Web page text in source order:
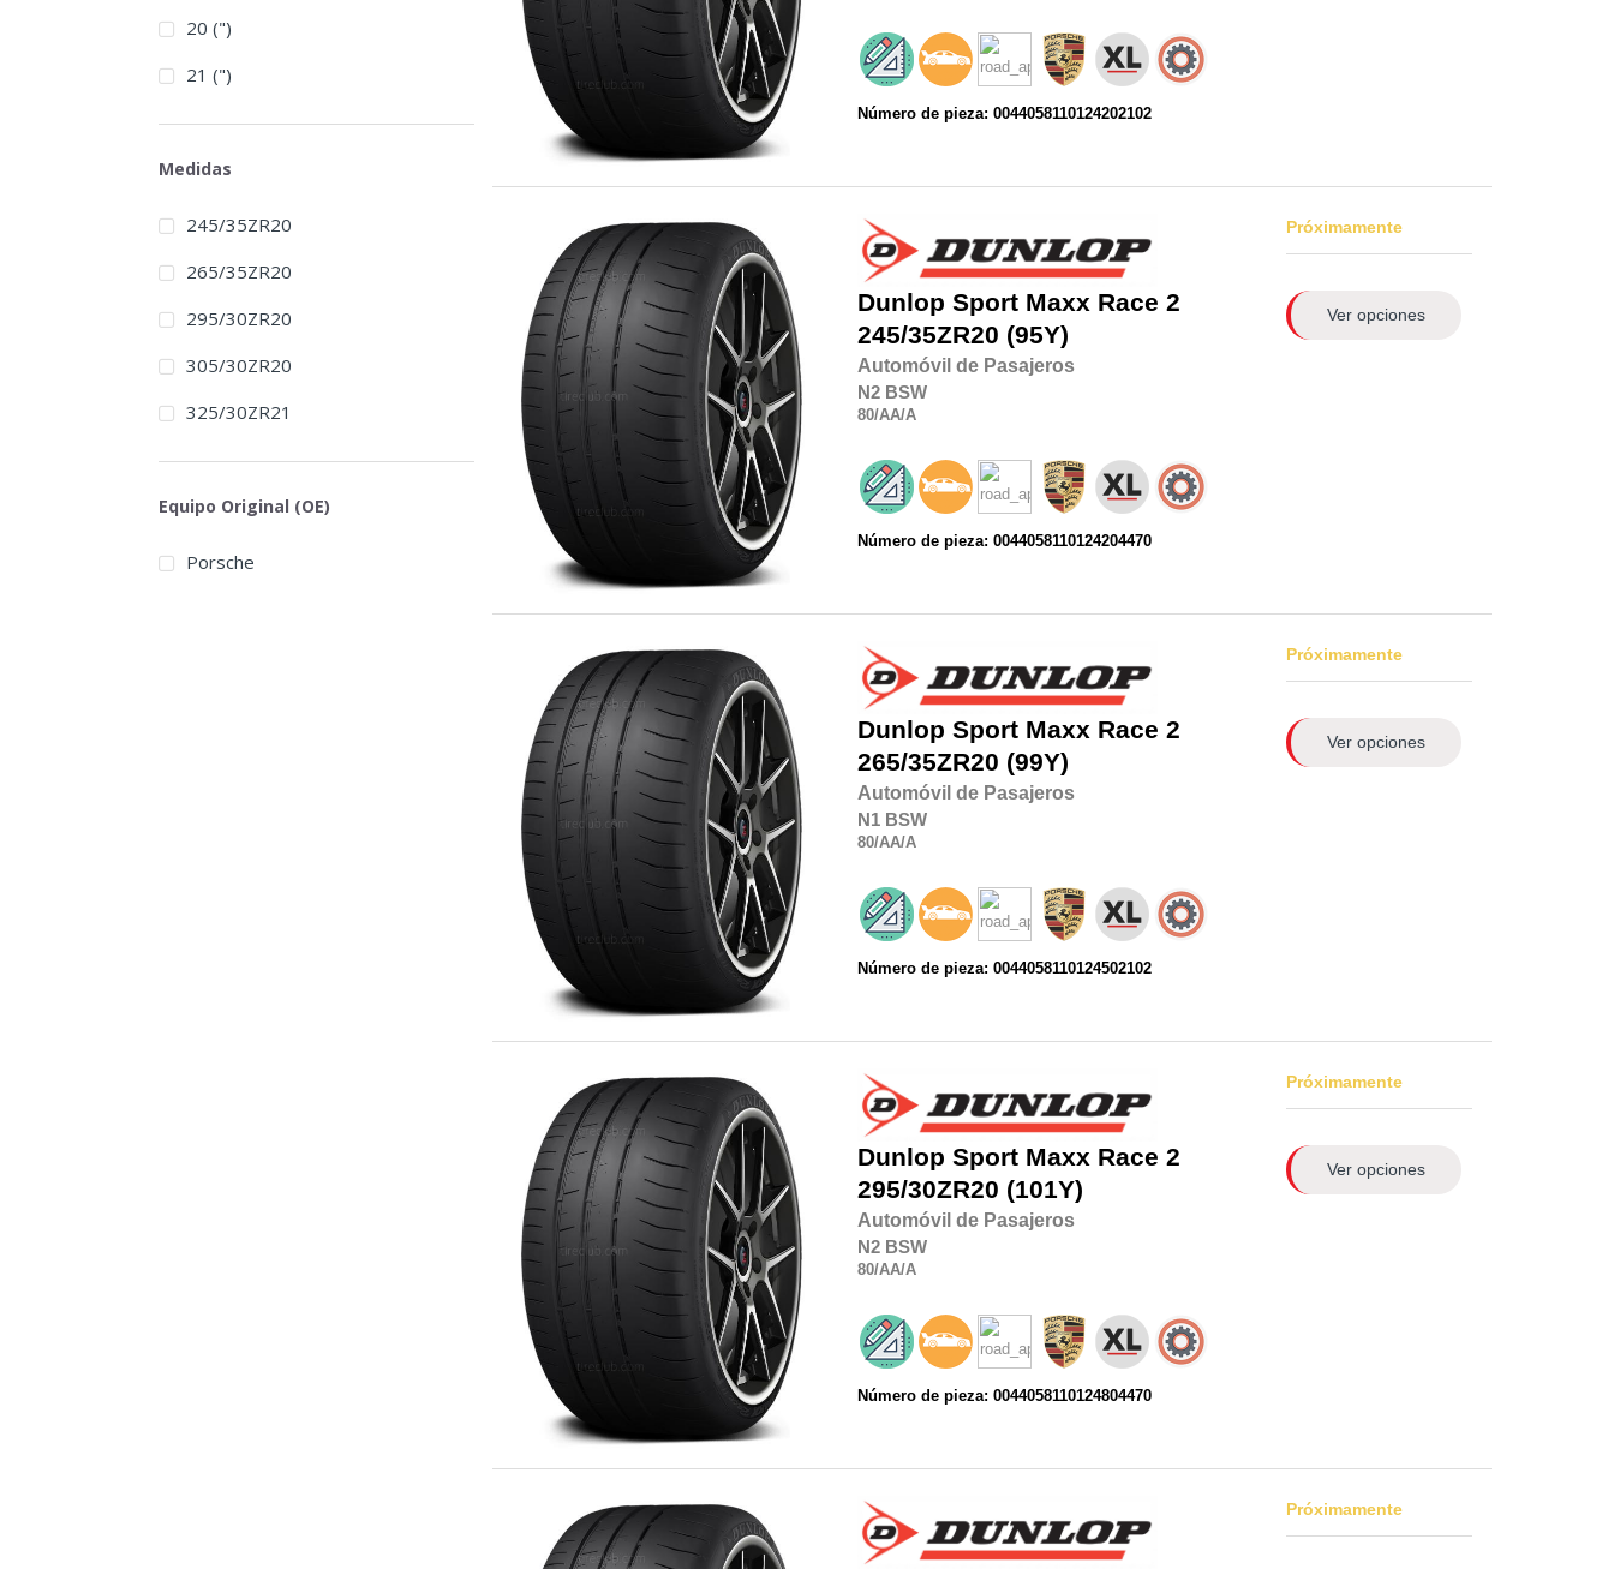
Número de pieza: 0044058110124202102
Dunlop Sport Maxx Race 2
245/35ZR20 (95Y)
Automóvil de Pasajeros
N2 BSW
80/AA/A
Número de pieza: 0044058110124204470
Próximamente
Ver opciones
Dunlop Sport Maxx Race 2
265/35ZR20 (99Y)
Automóvil de Pasajeros
N1 BSW
80/AA/A
Número de pieza: 0044058110124502102
Próximamente
Ver opciones
Dunlop Sport Maxx Race 2
295/30ZR20 (101Y)
Automóvil de Pasajeros
N2 BSW
80/AA/A
Número de pieza: 0044058110124804470
Próximamente
Ver opciones
Próximamente
20 (")
21 (")
Medidas
245/35ZR20
265/35ZR20
295/30ZR20
305/30ZR20
325/30ZR21
Equipo Original (OE)
Porsche